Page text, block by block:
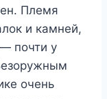
Племя
и камней,
почти у
очень